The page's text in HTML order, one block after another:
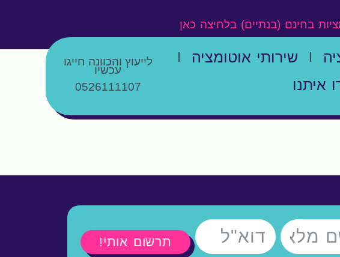
בחינם (בנתיים) בלחיצה כאן
שירותי אוטומציה
איתנו
לייעוץ והכוונה חייגו
עכשיו
0526111107
תרשום אותי!